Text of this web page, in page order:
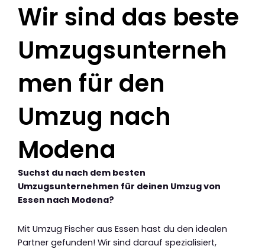
Wir sind das beste
Umzugsunterneh
men für den
Umzug nach
Modena
Suchst du nach dem besten
Umzugsunternehmen für deinen Umzug von
Essen nach Modena?
Mit Umzug Fischer aus Essen hast du den idealen
Partner gefunden! Wir sind darauf spezialisiert,